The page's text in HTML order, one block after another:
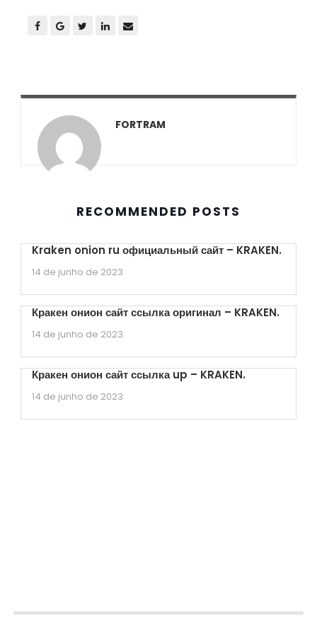
FORTRAM
RECOMMENDED POSTS
Kraken onion ru официальный сайт – KRAKEN.
14 de junho de 2023
Кракен онион сайт ссылка оригинал – KRAKEN.
14 de junho de 2023
Кракен онион сайт ссылка up – KRAKEN.
14 de junho de 2023